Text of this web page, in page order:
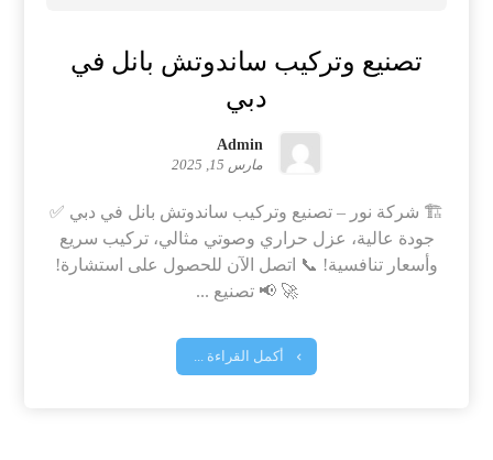
تصنيع وتركيب ساندوتش بانل في
دبي
Admin
مارس 15, 2025
🏗️ شركة نور – تصنيع وتركيب ساندوتش بانل في دبي ✅
جودة عالية، عزل حراري وصوتي مثالي، تركيب سريع
وأسعار تنافسية! 📞 اتصل الآن للحصول على استشارة!
🚀 📢 تصنيع ...
أكمل القراءة ...